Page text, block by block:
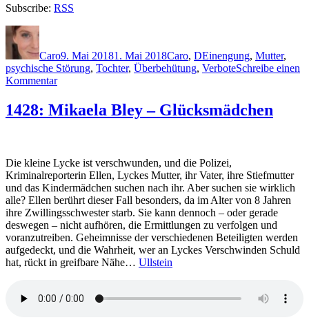
Subscribe: RSS
Autor
Caro9. Mai 20181. Mai 2018Caro, DEinengung, Mutter,
psychische Störung, Tochter, Überbehütung, VerboteSchreibe einen
Kommentarzu
Herbert
Dutzler
bist
du
still
1428: Mikaela Bley – Glücksmädchen
Die kleine Lycke ist verschwunden, und die Polizei,
Kriminalreporterin Ellen, Lyckes Mutter, ihr Vater, ihre Stiefmutter
und das Kindermädchen suchen nach ihr. Aber suchen sie wirklich
alle? Ellen berührt dieser Fall besonders, da im Alter von 8 Jahren
ihre Zwillingsschwester starb. Sie kann dennoch – oder gerade
deswegen – nicht aufhören, die Ermittlungen zu verfolgen und
voranzutreiben. Geheimnisse der verschiedenen Beteiligten werden
aufgedeckt, und die Wahrheit, wer an Lyckes Verschwinden Schuld
hat, rückt in greifbare Nähe… Ullstein